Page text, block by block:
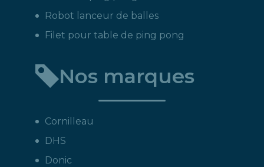
Robot lanceur de balles
Filet pour table de ping pong
Nos marques
Cornilleau
DHS
Donic